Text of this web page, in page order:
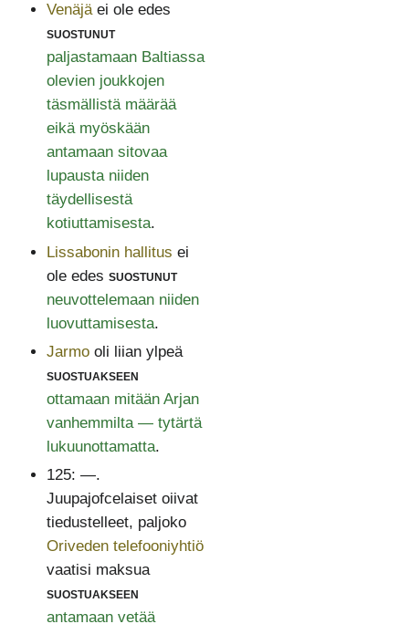
Venäjäei ole edes
suostunut
paljastamaan Baltiassa
olevien joukkojen
täsmällistä määrää
eikä myöskään
antamaan sitovaa
lupausta niiden
täydellisestä
kotiuttamisesta.
Lissabonin hallitus ei
ole edes suostunut
neuvottelemaan niiden
luovuttamisesta.
Jarmooli liian ylpeä
suostuakseen
ottamaan mitään Arjan
vanhemmilta — tytärtä
lukuunottamatta.
125: —.
Juupajofcelaiset oiivat
tiedustelleet, paljoko
Oriveden telefooniyhtiö
vaatisi maksua
suostuakseen
antamaan vetää